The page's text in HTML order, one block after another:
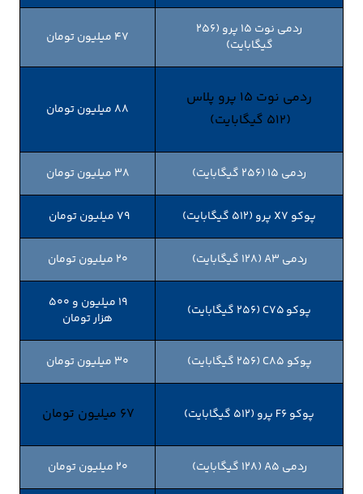
ردمی نوت 15 پرو (۲۵۶
گیگابایت)
47 میلیون تومان
ردمی نوت 15 پرو پلاس
(۵۱۲ گیگابایت)
88 میلیون تومان
ردمی ۱۵ (۲۵۶ گیگابایت) 38 میلیون تومان
پوکو X۷ پرو (۵۱۲ گیگابایت) 79 میلیون تومان
ردمی A۳ (۱۲۸ گیگابایت) 20 میلیون تومان
پوکو C۷۵ (۲۵۶ گیگابایت)
19 میلیون و 500
هزار تومان
پوکو C۸۵ (۲۵۶ گیگابایت) 30 میلیون تومان
پوکو F۶ پرو (۵۱۲ گیگابایت) 67 میلیون تومان
ردمی A۵ (۱۲۸ گیگابایت) 20 میلیون تومان